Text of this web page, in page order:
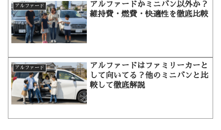
アルファード
アルファードかミニバン以外か？
維持費・燃費・快適性を徹底比較
アルファード
アルファードはファミリーカーと
して向いてる？他のミニバンと比
較して徹底解説